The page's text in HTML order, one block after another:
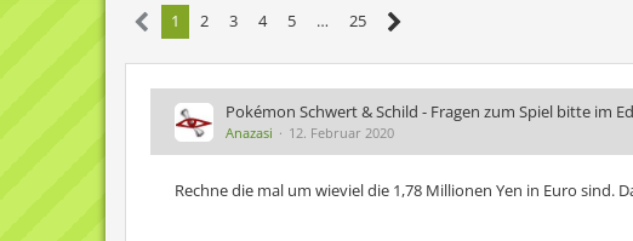
1 2 3 4 5 … 25
Pokémon Schwert & Schild - Fragen zum Spiel bitte im
Anazasi 12. Februar 2020
Rechne die mal um wieviel die 1,78 Millionen Yen in Euro sind.